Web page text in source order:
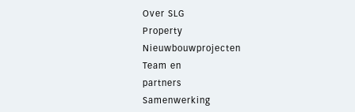
Over SLG
Property
Nieuwbouwprojecten
Team en
partners
Samenwerking